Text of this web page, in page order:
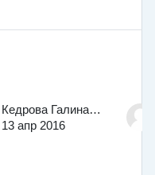
Кедрова Галина Евгеньевна
13 апр 2016